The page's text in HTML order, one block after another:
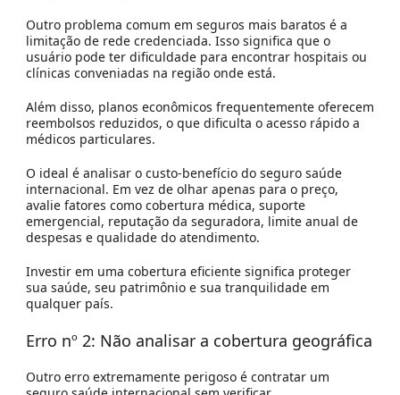
Outro problema comum em seguros mais baratos é a
limitação de rede credenciada. Isso significa que o
usuário pode ter dificuldade para encontrar hospitais ou
clínicas conveniadas na região onde está.
Além disso, planos econômicos frequentemente oferecem
reembolsos reduzidos, o que dificulta o acesso rápido a
médicos particulares.
O ideal é analisar o custo-benefício do seguro saúde
internacional. Em vez de olhar apenas para o preço,
avalie fatores como cobertura médica, suporte
emergencial, reputação da seguradora, limite anual de
despesas e qualidade do atendimento.
Investir em uma cobertura eficiente significa proteger
sua saúde, seu patrimônio e sua tranquilidade em
qualquer país.
Erro nº 2: Não analisar a cobertura geográfica
Outro erro extremamente perigoso é contratar um